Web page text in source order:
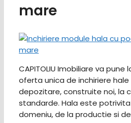
mare
CAPITOLIU Imobiliare va pune
oferta unica de inchiriere
depozitare, construite noi, la
standarde. Hala este
domeniu, de la productie si